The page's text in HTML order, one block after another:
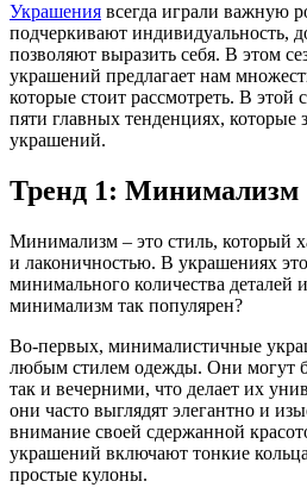
Украшения всегда играли важную
подчеркивают индивидуальность,
позволяют выразить себя. В этом
украшений предлагает нам
которые стоит рассмотреть. В этой
пяти главных тенденциях, которые
украшений.
Тренд 1: Минимализм
Минимализм – это стиль, который
и лаконичностью. В украшениях
минимального количества деталей
минимализм так популярен?
Во-первых, минималистичные
любым стилем одежды. Они могут
так и вечерними, что делает их
они часто выглядят элегантно и
внимание своей сдержанной
украшений включают тонкие
простые кулоны.